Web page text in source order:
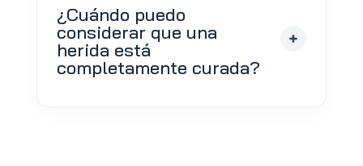
¿Cuándo puedo
considerar que una
herida está
completamente curada?